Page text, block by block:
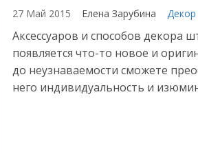
27 Май 2015 Елена Зарубина Декор
Аксессуаров и способов декора
появляется что-то новое и
до неузнаваемости сможете
него индивидуальность и